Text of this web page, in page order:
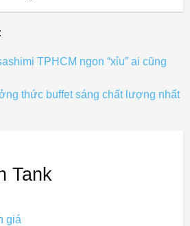
TPHCM ngon “xỉu” ai cũng
thức buffet sáng chất lượng nhất
Tank
giá